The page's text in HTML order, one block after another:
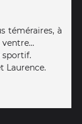
téméraires, à
sportif.
Laurence.